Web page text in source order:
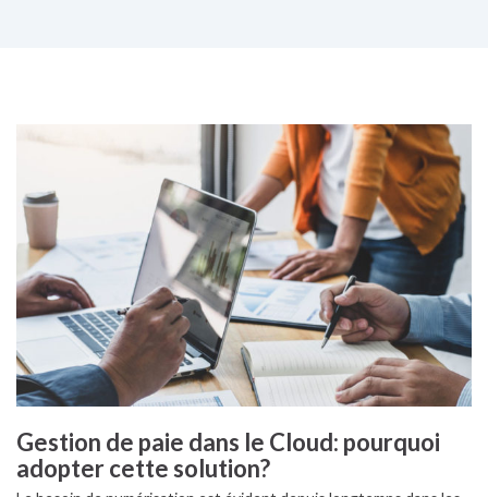
Gestion de paie dans le Cloud: pourquoi
adopter cette solution?